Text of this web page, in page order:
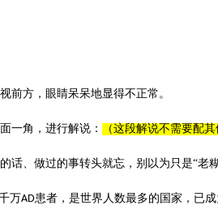
前方，眼睛呆呆地显得不正常。
一角，进行解说： （这段解说不需要配
的话、做过的事转头就忘，别以为只是“老
万AD患者，是世界人数最多的国家，已成